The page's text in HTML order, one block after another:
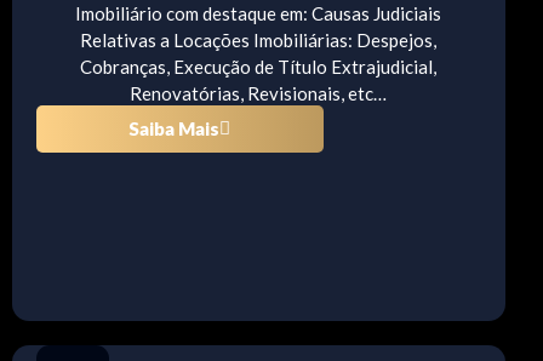
Imobiliário com destaque em: Causas Judiciais
Relativas a Locações Imobiliárias: Despejos,
Cobranças, Execução de Título Extrajudicial,
Renovatórias, Revisionais, etc…
Saiba Mais